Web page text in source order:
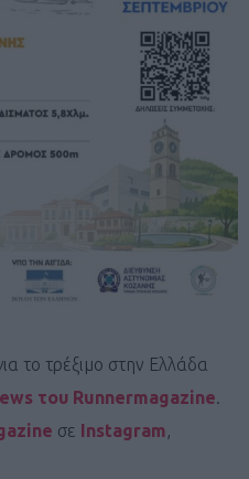
το τρέξιμο στην Ελλάδα
του Runnermagazine.
σε Instagram,